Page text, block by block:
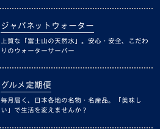
ジャパネットウォーター
上質な「富士山の天然水」。安心・安全、こだわ
りのウォーターサーバー
グルメ定期便
毎月届く、日本各地の名物・名産品。「美味し
い」で生活を変えませんか？